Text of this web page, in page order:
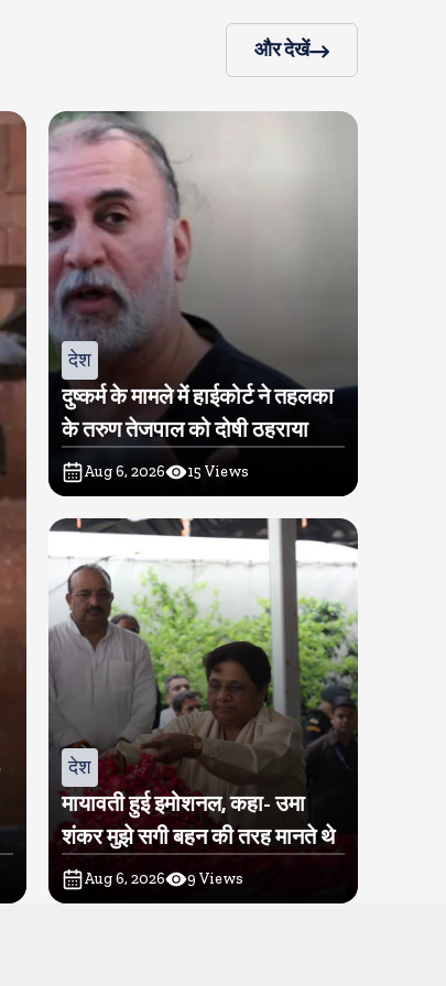
और देखें
देश
दुष्कर्म के मामले में हाईकोर्ट ने तहलका
के तरुण तेजपाल को दोषी ठहराया
Aug 6, 2026 15 Views
देश
मायावती हुई इमोशनल, कहा- उमा
शंकर मुझे सगी बहन की तरह मानते थे
Aug 6, 2026 9 Views